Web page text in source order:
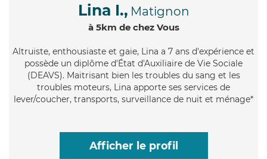
Lina I., Matignon
à 5km de chez Vous
Altruiste, enthousiaste et gaie, Lina a 7 ans d'expérience et
possède un diplôme d'État d'Auxiliaire de Vie Sociale
(DEAVS). Maitrisant bien les troubles du sang et les
troubles moteurs, Lina apporte ses services de
lever/coucher, transports, surveillance de nuit et ménage*
Afficher le profil